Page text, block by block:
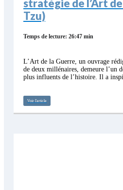
stratégie de l’Art
Tzu)
Temps de lecture: 26:47 min
L’Art de la Guerre, un ouvrage
de deux millénaires, demeure l’un
plus influents de l’histoire. Il a
Voir l'article